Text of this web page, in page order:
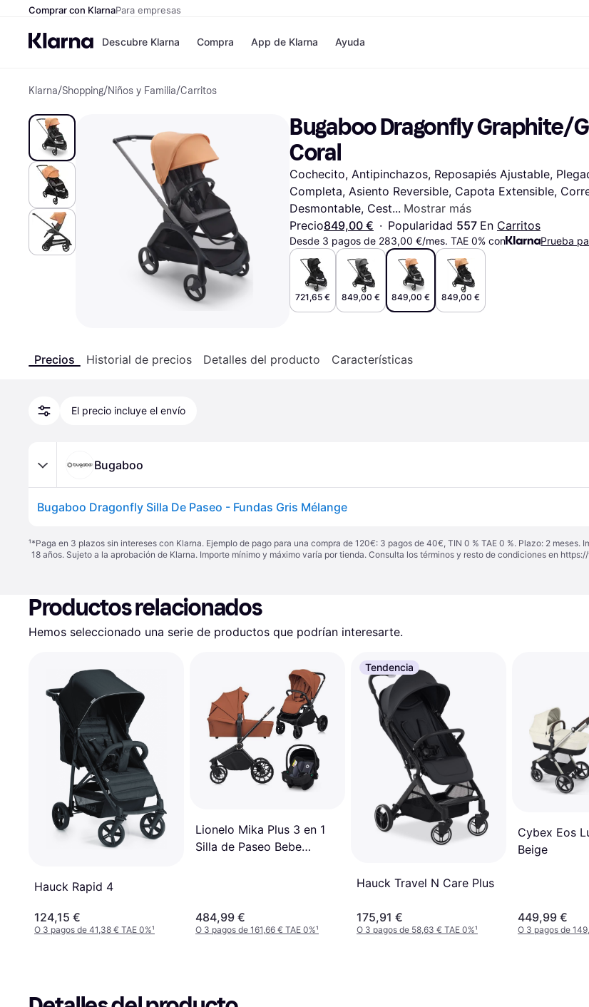
Comprar con KlarnaPara empresas
Descubre Klarna
Paga ahora
Paga en 3 plazos
Paga en 30 días
Financiación
Klarna en Apple Pay
Directorio de tiendas
Suscripciones
Invita a un amigo
Saldo
Cuentas de ahorro
Compra
Zalando Prive
JD Sports
Directorio de tiendas
Belleza
Ropa
Audio y Video
Deportes y Aire libre
Informática
Hazlo tú mismo
Teléfonos & Wearables
Niños y Familia
Electrodomésticos de
Electrodomésticos
App de Klarna Ayuda
Klarna/Shopping/Niños y Familia/Carritos
Bugaboo Dragonfly Graphite/
Coral
Cochecito, Antipinchazos, Reposapiés Ajustable,
Completa, Asiento Reversible, Capota Extensible,
Desmontable, Cest
Mostrar más
Precio849,00 € · Popularidad 557 En Carritos
Desde 3 pagos de 283,00 €/mes. TAE 0% con Prueba
721,65 € 849,00 € 849,00 € 849,00 €
Precios Historial de precios Detalles del producto Características
El precio incluye el envío
Bugaboo
Bugaboo Dragonfly Silla De Paseo - Fundas Gris Mélange
¹*Paga en 3 plazos sin intereses con Klarna. Ejemplo de pago para una compra de 120€: 3 pagos de 40€, TIN 0 % TAE 0 %. Plazo: 2
18 años. Sujeto a la aprobación de Klarna. Importe mínimo y máximo varía por tienda. Consulta los términos y resto de condiciones en
Productos relacionados
Hemos seleccionado una serie de productos que podrían interesarte.
Hauck Rapid 4
124,15 €
O 3 pagos de 41,38 € TAE 0%¹
Lionelo Mika Plus 3 en 1
Silla de Paseo Bebe
484,99 €
O 3 pagos de 161,66 € TAE 0%¹
Tendencia
Hauck Travel N Care Plus
175,91 €
O 3 pagos de 58,63 € TAE 0%¹
Cybex Eos
Beige
449,99 €
O 3 pagos de